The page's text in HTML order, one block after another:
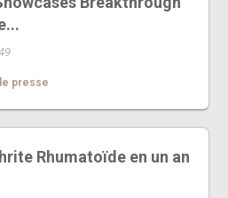
presse
Rhumatoïde en un an